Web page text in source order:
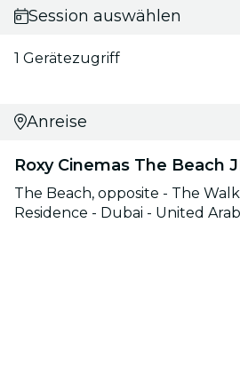
Session auswählen
1 Gerätezugriff
Anreise
Roxy Cinemas The Beach
The Beach, opposite - The
Residence - Dubai - United